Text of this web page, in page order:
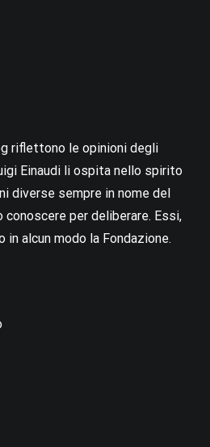
riflettono le opinioni degli
Einaudi li ospita nello spirito
diverse sempre in nome del
per deliberare. Essi,
in alcun modo la Fondazione.